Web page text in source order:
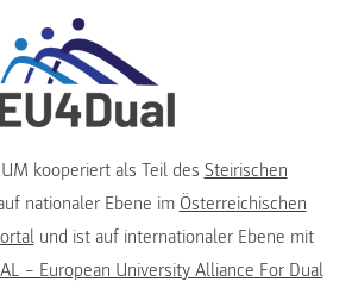
kooperiert als Teil des Steirischen
nationaler Ebene im Österreichischen
und ist auf internationaler Ebene mit
– European University Alliance For Dual